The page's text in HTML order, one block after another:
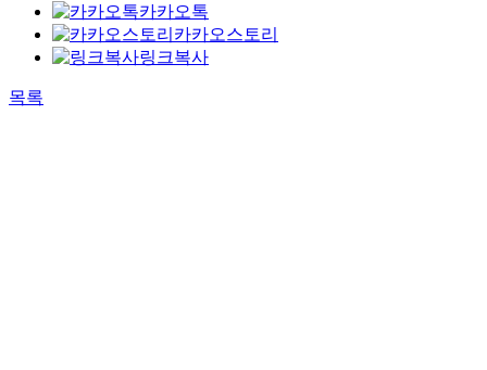
카카오톡
카카오스토리
링크복사
목록